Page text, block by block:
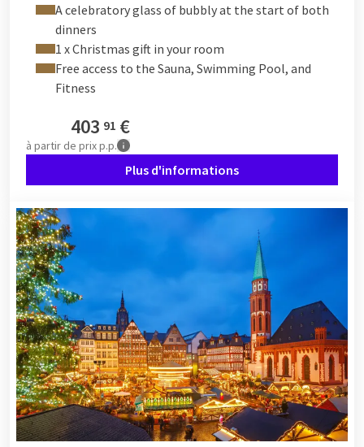
A celebratory glass of bubbly at the start of both
dinners
1 x Christmas gift in your room
Free access to the Sauna, Swimming Pool, and
Fitness
403 91 €
à partir de prix p.p.
Plus d'informations